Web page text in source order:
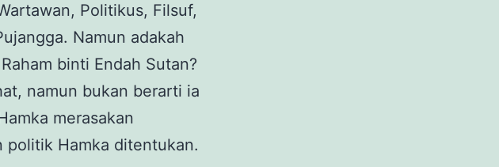
Politikus, Filsuf,
Namun adakah
binti Endah Sutan?
namun bukan berarti ia
merasakan
politik Hamka ditentukan.